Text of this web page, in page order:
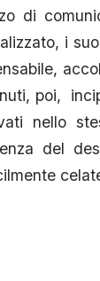
di
i
poi,
nello
del